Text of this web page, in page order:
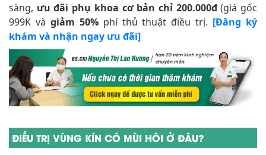
sàng, ưu đãi phụ khoa cơ bản chỉ 200.000đ(giá gốc
999K và giảm 50%phí thủ thuật điều trị. [Đăng ký
khám và nhận ngay ưu đãi]
ĐIỀU TRỊ VÙNG KÍN CÓ MÙI HÔI Ở ĐÂU?